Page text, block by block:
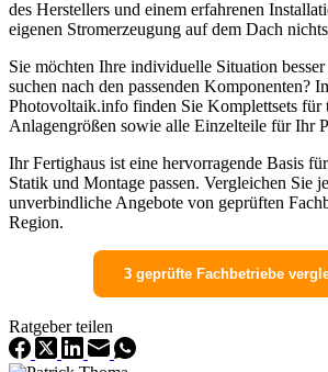
des Herstellers und einem erfahrenen
eigenen Stromerzeugung auf dem Dach
Sie möchten Ihre individuelle Situation
suchen nach den passenden Komponenten?
Photovoltaik.info finden Sie Komplettsets für
Anlagengrößen sowie alle Einzelteile für Ihr
Ihr Fertighaus ist eine hervorragende Basis
Statik und Montage passen. Vergleichen Sie
unverbindliche Angebote von geprüften
Region.
3 geprüfte Fachbetriebe
Ratgeber teilen